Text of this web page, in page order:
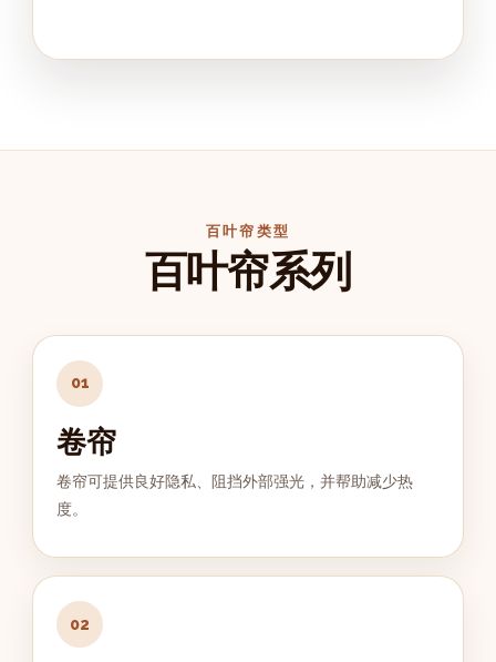
百叶帘类型
百叶帘系列
01
卷帘
卷帘可提供良好隐私、阻挡外部强光，并帮助减少热
度。
02